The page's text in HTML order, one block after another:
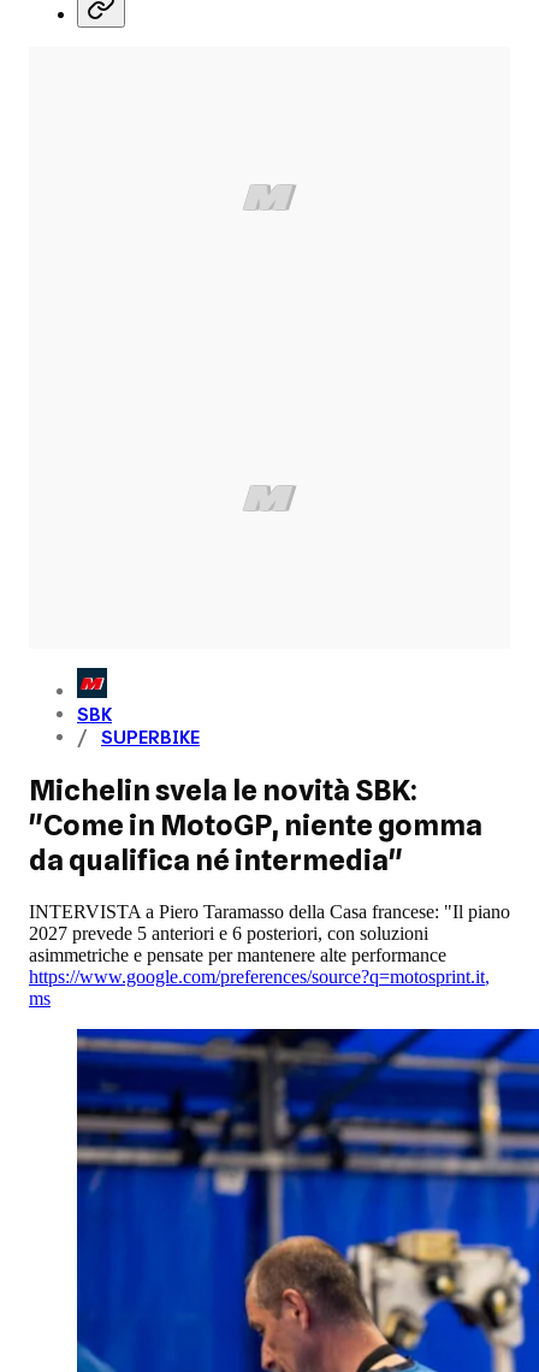
SBK
SUPERBIKE
Michelin svela le novità SBK:
"Come in MotoGP, niente gomma
da qualifica né intermedia"
INTERVISTA a Piero Taramasso della Casa francese: "Il piano
2027 prevede 5 anteriori e 6 posteriori, con soluzioni
asimmetriche e pensate per mantenere alte performance
https://www.google.com/preferences/source?q=motosprint.it,
ms